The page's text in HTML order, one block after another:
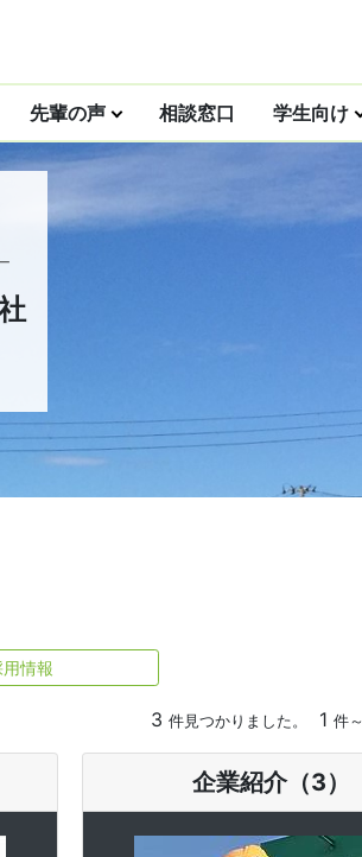
先輩の声 相談窓口 学生向け
用情報
3 件見つかりました。 1 件～
企業紹介（3）